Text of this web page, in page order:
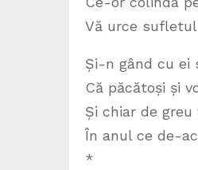
Vă urce
Și-n gând cu ei
Că păcătoși și
Și chiar de
În anul ce de-
*